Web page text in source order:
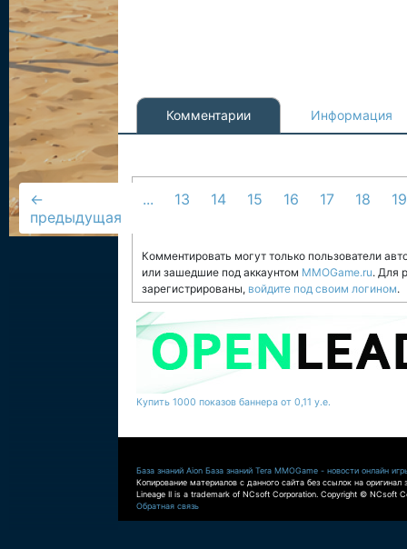
Комментарии Информация
←
предыдущая
... 13 14 15 16 17 18 19
Комментировать могут только пользователи
или зашедшие под аккаунтом MMOGame.ru. Для
зарегистрированы, войдите под своим логином.
Купить 1000 показов баннера от 0,11 у.е.
База знаний Aion База знаний Tera MMOGame - новости онлайн
Копирование материалов с данного сайта без ссылок на оригинал
Lineage II is a trademark of NCsoft Corporation. Copyright © NCsoft
Обратная связь